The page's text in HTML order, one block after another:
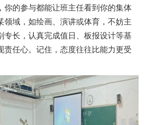
你的参与都能让班主任看到你的集体
领域，如绘画、演讲或体育，不妨主
专长，认真完成值日、板报设计等基
责任心。记住，态度往往比能力更受